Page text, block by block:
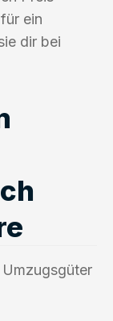
ein
dir bei